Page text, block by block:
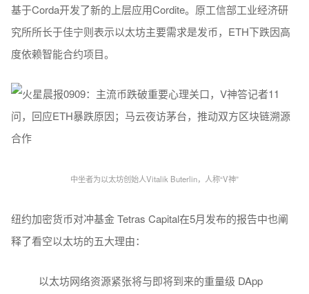
基于Corda开发了新的上层应用Cordite。原工信部工业经济研
究所所长于佳宁则表示以太坊主要需求是发币，ETH下跌因高
度依赖智能合约项目。
中坐者为以太坊创始人Vitalik Buterlin，人称“V神”
纽约加密货币对冲基金 Tetras Capital在5月发布的报告中也阐
释了看空以太坊的五大理由：
以太坊网络资源紧张将与即将到来的重量级 DApp